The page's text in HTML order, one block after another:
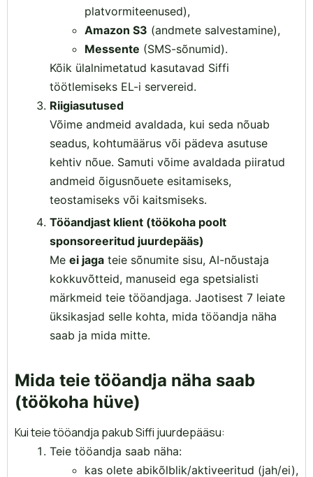
platvormiteenused),
Amazon S3 (andmete salvestamine),
Messente (SMS-sõnumid).
Kõik ülalnimetatud kasutavad Siffi
töötlemiseks EL-i servereid.
Riigiasutused
Võime andmeid avaldada, kui seda nõuab
seadus, kohtumäärus või pädeva asutuse
kehtiv nõue. Samuti võime avaldada piiratud
andmeid õigusnõuete esitamiseks,
teostamiseks või kaitsmiseks.
Tööandjast klient (töökoha poolt
sponsoreeritud juurdepääs)
Me ei jaga teie sõnumite sisu, AI-nõustaja
kokkuvõtteid, manuseid ega spetsialisti
märkmeid teie tööandjaga. Jaotisest 7 leiate
üksikasjad selle kohta, mida tööandja näha
saab ja mida mitte.
Mida teie tööandja näha saab
(töökoha hüve)
Kui teie tööandja pakub Siffi juurdepääsu:
Teie tööandja saab näha:
kas olete abikõlblik/aktiveeritud (jah/ei),